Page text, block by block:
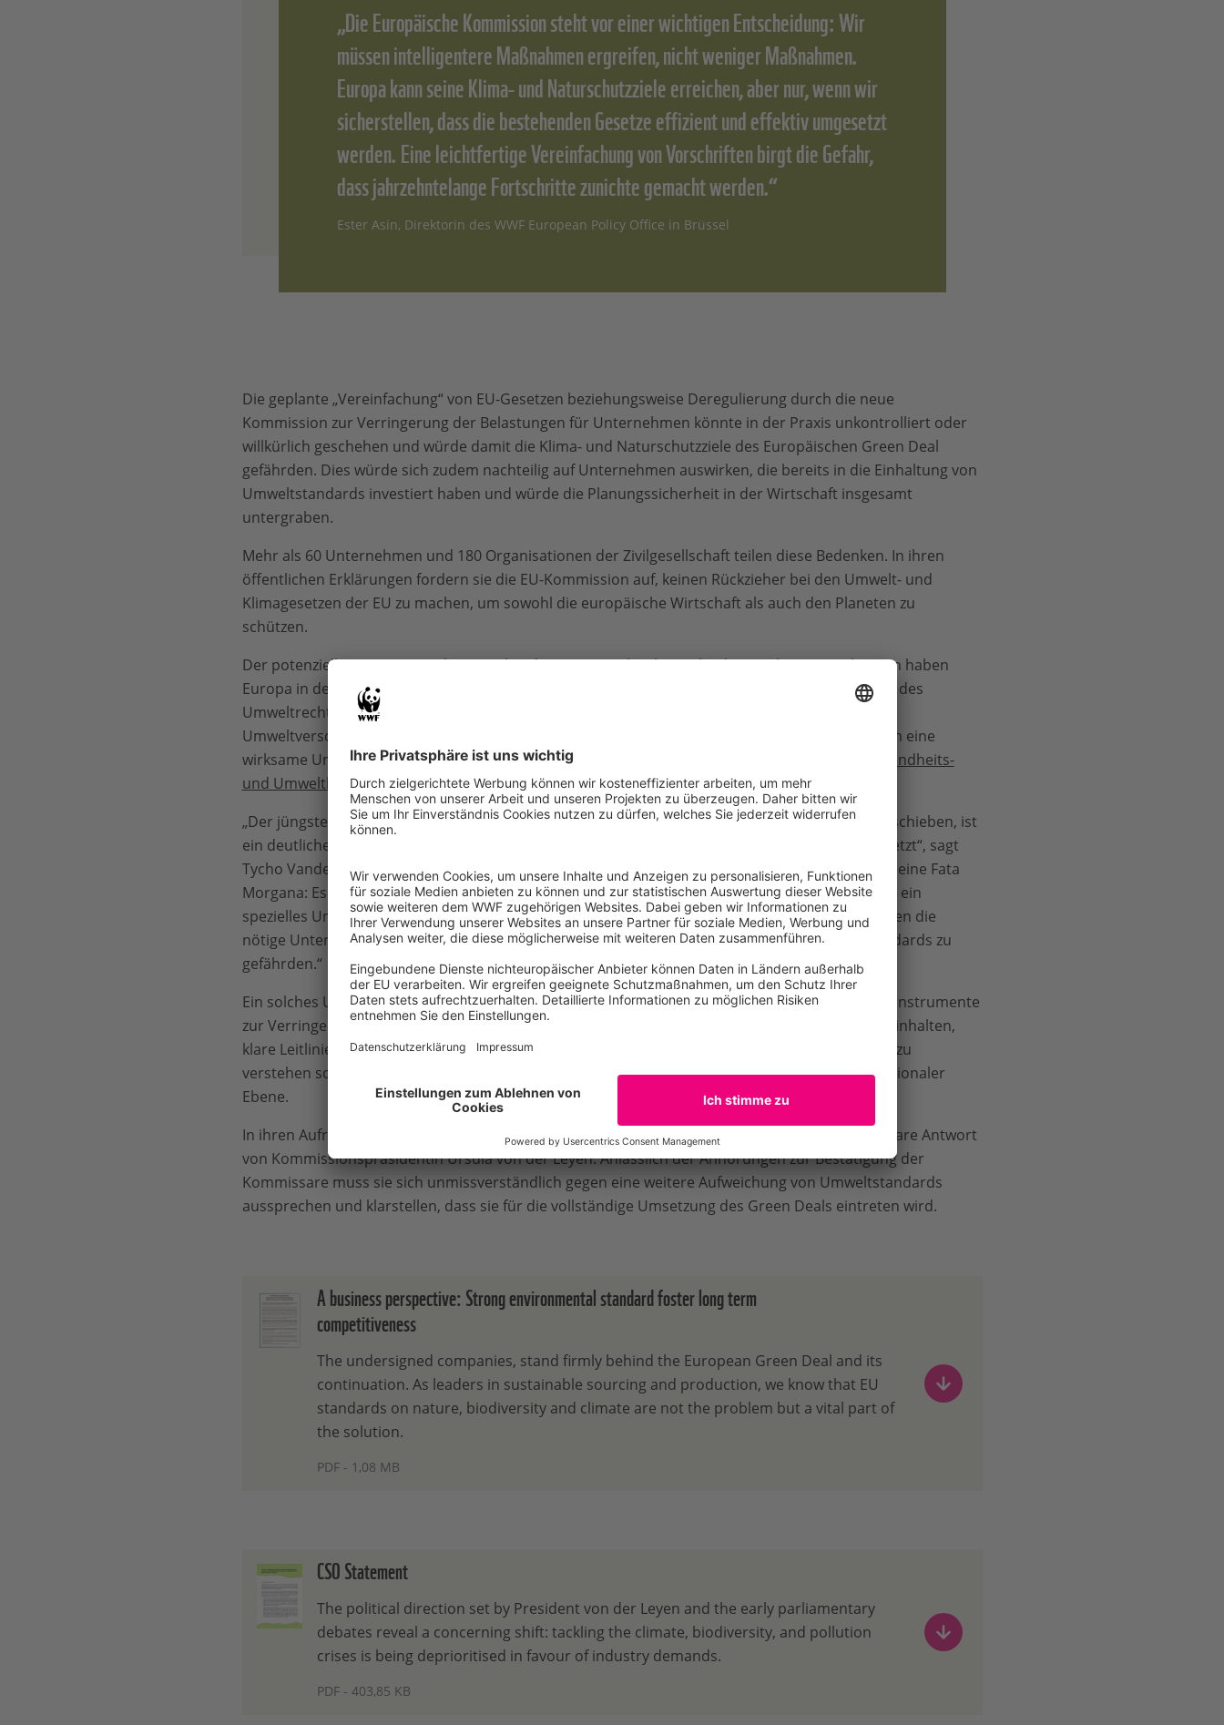
„Die Europäische Kommission steht vor einer wichtigen Entscheidung: Wir
müssen intelligentere Maßnahmen ergreifen, nicht weniger Maßnahmen.
Europa kann seine Klima- und Naturschutzziele erreichen, aber nur, wenn wir
sicherstellen, dass die bestehenden Gesetze effizient und effektiv umgesetzt
werden. Eine leichtfertige Vereinfachung von Vorschriften birgt die Gefahr,
dass jahrzehntelange Fortschritte zunichte gemacht werden.“
Ester Asin, Direktorin des WWF European Policy Office in Brüssel
Die geplante „Vereinfachung“ von EU-Gesetzen beziehungsweise Deregulierung durch die neue
Kommission zur Verringerung der Belastungen für Unternehmen könnte in der Praxis unkontrolliert oder
willkürlich geschehen und würde damit die Klima- und Naturschutzziele des Europäischen Green Deal
gefährden. Dies würde sich zudem nachteilig auf Unternehmen auswirken, die bereits in die Einhaltung von
Umweltstandards investiert haben und würde die Planungssicherheit in der Wirtschaft insgesamt
untergraben.
Mehr als 60 Unternehmen und 180 Organisationen der Zivilgesellschaft teilen diese Bedenken. In ihren
öffentlichen Erklärungen fordern sie die EU-Kommission auf, keinen Rückzieher bei den Umwelt- und
Klimagesetzen der EU zu machen, um sowohl die europäische Wirtschaft als auch den Planeten zu
schützen.
Der potenzielle Preis eines Scheiterns bei den EU-Umweltzielen ist hoch. Die Klimaauswirkungen haben
Europa in den vergangenen zehn Jahren
. Eine Schwächung des
Umweltrechts würde diese Kosten weiter erhöhen und zu mehr Überschwemmungen, Dürren,
Umweltverschmutzung und Gesundheitskrisen führen. Im Gegensatz dazu könnte Europa durch eine
wirksame Umsetzung der bestehenden Gesetze jährlich mindestens 55 Milliarden Euro an Gesundheits-
und Umweltkosten einsparen.
„Der jüngste Vorschlag der Kommission, die Anwendung der EU-Abholzungsverordnung zu verschieben, ist
ein deutliches Zeichen dafür, dass sich dieses neue Narrativ in der europäischen Politik durchsetzt“, sagt
Tycho Vandermaesen, Chef für Politik & Strategie im WWF European Policy Office. „Doch das ist eine Fata
Morgana: Es wird keine starke Wirtschaft ohne einen starken Green Deal geben. Die EU braucht ein
spezielles Umsetzungsprogramm für den Green Deal, um Unternehmen und Interessensgruppen die
nötige Unterstützung zu geben, damit sie die Vorschriften einhalten können, ohne Umweltstandards zu
gefährden.“
Ein solches Umsetzungsprogramm würde eine systematischere und bessere Nutzung digitaler Instrumente
zur Verringerung des Verwaltungsaufwands und zur Verbesserung der Rechenschaftspflicht beinhalten,
klare Leitlinien, die Unternehmen und Regulierungsbehörden helfen, ihre Verantwortlichkeiten zu
verstehen sowie die Verbesserung der Effizienz der öffentlichen Verwaltung auf EU- und auf nationaler
Ebene.
In ihren Aufrufen verlangen die zivilgesellschaftlichen Organisationen und Unternehmen eine klare Antwort
von Kommissionspräsidentin Ursula von der Leyen. Anlässlich der Anhörungen zur Bestätigung der
Kommissare muss sie sich unmissverständlich gegen eine weitere Aufweichung von Umweltstandards
aussprechen und klarstellen, dass sie für die vollständige Umsetzung des Green Deals eintreten wird.
A business perspective: Strong environmental standard foster long term
competitiveness
The undersigned companies, stand firmly behind the European Green Deal and its
continuation. As leaders in sustainable sourcing and production, we know that EU
standards on nature, biodiversity and climate are not the problem but a vital part of
the solution.
PDF - 1,08 MB
CSO Statement
The political direction set by President von der Leyen and the early parliamentary
debates reveal a concerning shift: tackling the climate, biodiversity, and pollution
crises is being deprioritised in favour of industry demands.
PDF - 403,85 KB